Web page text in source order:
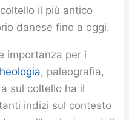
il più antico
danese fino a oggi.
importanza per i
, paleografia,
sul coltello ha il
indizi sul contesto